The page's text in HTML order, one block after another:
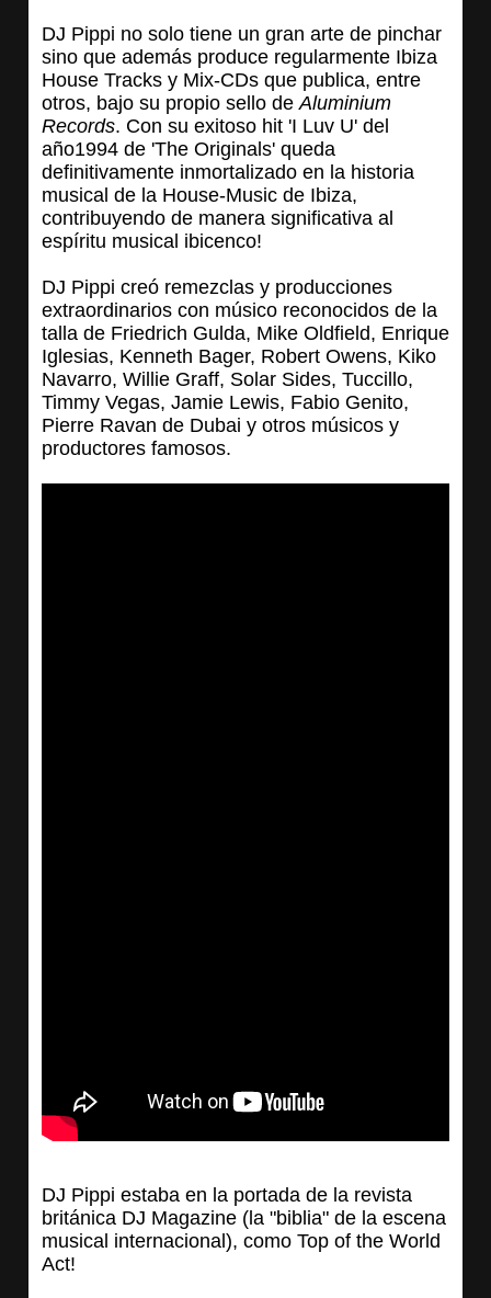
DJ Pippi no solo tiene un gran arte de pinchar
sino que además produce regularmente Ibiza
House Tracks y Mix-CDs que publica, entre
otros, bajo su propio sello deAluminium
Records. Con su exitoso hit 'I Luv U' del
año1994 de 'The Originals' queda
definitivamente inmortalizado en la historia
musical de la House-Music de Ibiza,
contribuyendo de manera significativa al
espíritu musical ibicenco!
DJ Pippi creó remezclas y producciones
extraordinarios con músico reconocidos de la
talla de Friedrich Gulda, Mike Oldfield, Enrique
Iglesias, Kenneth Bager, Robert Owens, Kiko
Navarro, Willie Graff, Solar Sides, Tuccillo,
Timmy Vegas, Jamie Lewis, Fabio Genito,
Pierre Ravan de Dubai y otros músicos y
productores famosos.
DJ Pippi estaba en la portada de la revista
británica DJ Magazine (la "biblia" de la escena
musical internacional), como Top of the World
Act!